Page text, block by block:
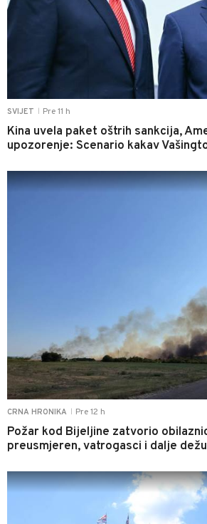
SVIJET Pre 11 h
Kina uvela paket oštrih sankcija,
upozorenje: Scenario kakav
CRNA HRONIKA Pre 12 h
Požar kod Bijeljine zatvorio
preusmjeren, vatrogasci i dalje